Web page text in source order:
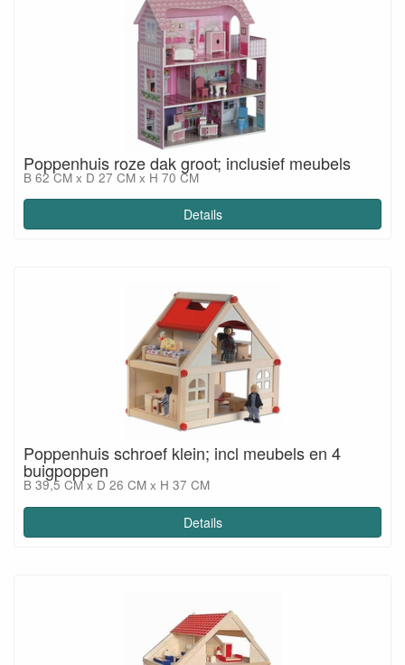
Poppenhuis roze dak groot; inclusief meubels
B 62 CM x D 27 CM x H 70 CM
Details
Poppenhuis schroef klein; incl meubels en 4
buigpoppen
B 39,5 CM x D 26 CM x H 37 CM
Details